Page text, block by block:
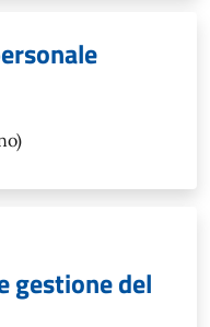
gestione del